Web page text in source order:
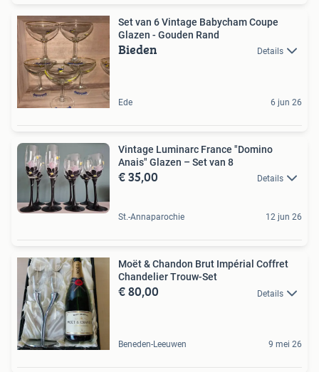
Set van 6 Vintage Babycham Coupe
Glazen - Gouden Rand
Bieden Details
Ede 6 jun 26
Vintage Luminarc France "Domino
Anais" Glazen – Set van 8
€ 35,00 Details
St.-Annaparochie 12 jun 26
Moët & Chandon Brut Impérial Coffret
Chandelier Trouw-Set
€ 80,00 Details
Beneden-Leeuwen 9 mei 26